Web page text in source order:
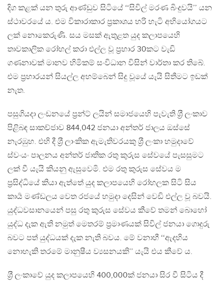
දිග කළක් යන තුරු ආණ්ඩුව සිටියේ ‘‘සිවිල් මරණ බිංදුවයි’’ යන
ස්ථාවරයේ ය. එම විකාරාකාර ප‍්‍රකාශය හරි හැටි අභියෝගයට
ලක් නොකෙරුණි. සය මසක් ඇතුළත යුද කලාපයෙහි
තාවකාලික රෝහල් කරා එල්ල වූ ප‍්‍රහාර 30කට වැඩි
ගණනාවක් මානව හිමිකම් සංවිධාන විසින් වාර්තා කර තිබේ.
එම ප‍්‍රහාරයන් සියල්ල අහම්බෙන් සිදු වූයේ යැයි සිතීමට ඉඩක්
නැත.
පසුගියදා ලංඩනයේ ප්‍රන්ට් ලයින් සමාජයෙහි පැවැති ශ‍්‍රී ලංකාව
පිළිබඳ සාකච්ජාව 844,042 ජනයා අන්තර් ජාලය ඔස්සේ
නැරඹුහ. එහි දී ශ‍්‍රී ලාංකික ඇමැතිවරයකු ශ‍්‍රී ලංකා හමුදාවේ
ස්වංයං පාලනය අන්තර් ජාතික රතු කුරුස සේවයේ පැසසුමට
ලක් වී යැයි කියනු ඇසුවෙමි. එම රතු කුරුස සේවය ම
ප‍්‍රසිද්ධියේ කියා ඇත්තේ යුද කලාපයෙහි රෝහලක සිටි සිය
කාර්‍ය මණ්ඩලය වෙත රජයේ හමුදා දෙසින් වෙඩි එල්ල වූ බවයි.
යුද්ධවසානයෙන් පසු රතු කුරුස සේවය කීවේ තමන් බොහෝ
යුද්ධ දැක ඇති නමුත් මෙතරම් ප්‍රමාණයක් සිවිල් ජනයා ගොදුරු
බවට පත් යුද්ධයක් දැක නැති බවය. මේ වනාහී ‘‘ඇදහිය
නොහැකි තරමේ මානුෂීය ව්‍යසනයකි’’ යැයි එය කීවේ ය.
ශ‍්‍රී ලංකාවේ යුද කලාපයෙහි 400,000ක් ජනයා සිර වී සිටිය දී